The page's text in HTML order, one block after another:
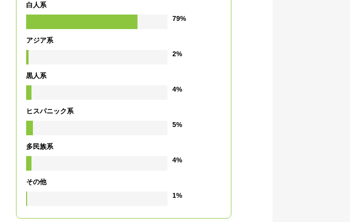
白人系
79%
アジア系
2%
黒人系
4%
ヒスパニック系
5%
多民族系
4%
その他
1%